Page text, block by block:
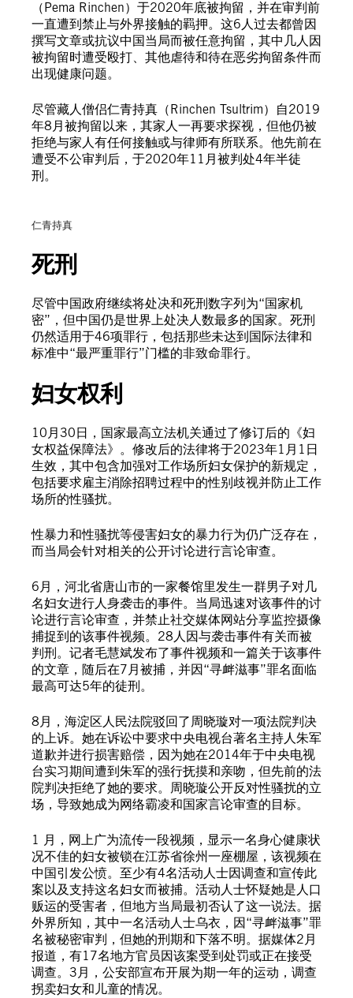
（Pema Rinchen）于2020年底被拘留，并在审判前
一直遭到禁止与外界接触的羁押。这6人过去都曾因
撰写文章或抗议中国当局而被任意拘留，其中几人因
被拘留时遭受殴打、其他虐待和待在恶劣拘留条件而
出现健康问题。
尽管藏人僧侣仁青持真（Rinchen Tsultrim）自2019
年8月被拘留以来，其家人一再要求探视，但他仍被
拒绝与家人有任何接触或与律师有所联系。他先前在
遭受不公审判后，于2020年11月被判处4年半徒
刑。
仁青持真
死刑
尽管中国政府继续将处决和死刑数字列为“国家机
密”，但中国仍是世界上处决人数最多的国家。死刑
仍然适用于46项罪行，包括那些未达到国际法律和
标准中“最严重罪行”门槛的非致命罪行。
妇女权利
10月30日，国家最高立法机关通过了修订后的《妇
女权益保障法》。修改后的法律将于2023年1月1日
生效，其中包含加强对工作场所妇女保护的新规定，
包括要求雇主消除招聘过程中的性别歧视并防止工作
场所的性骚扰。
性暴力和性骚扰等侵害妇女的暴力行为仍广泛存在，
而当局会针对相关的公开讨论进行言论审查。
6月，河北省唐山市的一家餐馆里发生一群男子对几
名妇女进行人身袭击的事件。当局迅速对该事件的讨
论进行言论审查，并禁止社交媒体网站分享监控摄像
捕捉到的该事件视频。28人因与袭击事件有关而被
判刑。记者毛慧斌发布了事件视频和一篇关于该事件
的文章，随后在7月被捕，并因“寻衅滋事”罪名面临
最高可达5年的徒刑。
8月，海淀区人民法院驳回了周晓璇对一项法院判决
的上诉。她在诉讼中要求中央电视台著名主持人朱军
道歉并进行损害赔偿，因为她在2014年于中央电视
台实习期间遭到朱军的强行抚摸和亲吻，但先前的法
院判决拒绝了她的要求。周晓璇公开反对性骚扰的立
场，导致她成为网络霸凌和国家言论审查的目标。
1 月，网上广为流传一段视频，显示一名身心健康状
况不佳的妇女被锁在江苏省徐州一座棚屋，该视频在
中国引发公愤。至少有4名活动人士因调查和宣传此
案以及支持这名妇女而被捕。活动人士怀疑她是人口
贩运的受害者，但地方当局最初否认了这一说法。据
外界所知，其中一名活动人士乌衣，因“寻衅滋事”罪
名被秘密审判，但她的刑期和下落不明。据媒体2月
报道，有17名地方官员因该案受到处罚或正在接受
调查。3月，公安部宣布开展为期一年的运动，调查
拐卖妇女和儿童的情况。